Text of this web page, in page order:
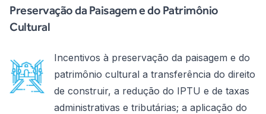
Preservação da Paisagem e do Patrimônio
Cultural
Incentivos à preservação da paisagem e do
patrimônio cultural a transferência do direito
de construir, a redução do IPTU e de taxas
administrativas e tributárias; a aplicação do